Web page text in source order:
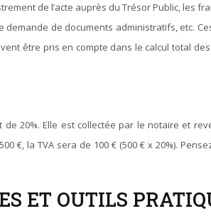
de l’acte auprès du Trésor Public, les
demande de documents administratifs, etc.
être pris en compte dans le calcul total
20%. Elle est collectée par le notaire et
€, la TVA sera de 100 € (500 € x 20%).
ET OUTILS